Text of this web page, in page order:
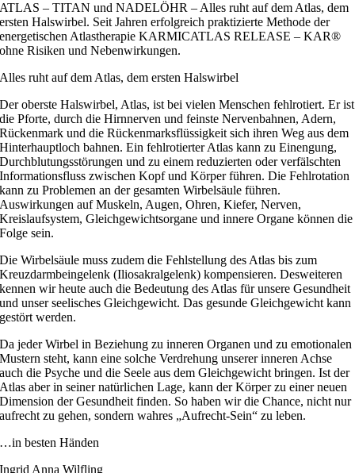
ATLAS – TITAN und NADELÖHR – Alles ruht auf dem Atlas, dem
ersten Halswirbel. Seit Jahren erfolgreich praktizierte Methode der
energetischen Atlastherapie KARMICATLAS RELEASE – KAR®
ohne Risiken und Nebenwirkungen.
Alles ruht auf dem Atlas, dem ersten Halswirbel
Der oberste Halswirbel, Atlas, ist bei vielen Menschen fehlrotiert. Er ist
die Pforte, durch die Hirnnerven und feinste Nervenbahnen, Adern,
Rückenmark und die Rückenmarksflüssigkeit sich ihren Weg aus dem
Hinterhauptloch bahnen. Ein fehlrotierter Atlas kann zu Einengung,
Durchblutungsstörungen und zu einem reduzierten oder verfälschten
Informationsfluss zwischen Kopf und Körper führen. Die Fehlrotation
kann zu Problemen an der gesamten Wirbelsäule führen.
Auswirkungen auf Muskeln, Augen, Ohren, Kiefer, Nerven,
Kreislaufsystem, Gleichgewichtsorgane und innere Organe können die
Folge sein.
Die Wirbelsäule muss zudem die Fehlstellung des Atlas bis zum
Kreuzdarmbeingelenk (Iliosakralgelenk) kompensieren. Desweiteren
kennen wir heute auch die Bedeutung des Atlas für unsere Gesundheit
und unser seelisches Gleichgewicht. Das gesunde Gleichgewicht kann
gestört werden.
Da jeder Wirbel in Beziehung zu inneren Organen und zu emotionalen
Mustern steht, kann eine solche Verdrehung unserer inneren Achse
auch die Psyche und die Seele aus dem Gleichgewicht bringen. Ist der
Atlas aber in seiner natürlichen Lage, kann der Körper zu einer neuen
Dimension der Gesundheit finden. So haben wir die Chance, nicht nur
aufrecht zu gehen, sondern wahres „Aufrecht-Sein“ zu leben.
…in besten Händen
Ingrid Anna Wilfling